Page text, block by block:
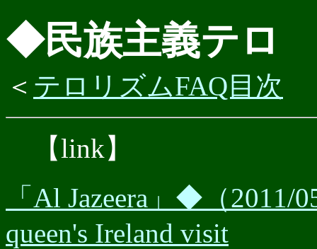
◆民族主義テロ
＜ テロリズムFAQ目次
【link】
「Al Jazeera」◆（
queen's Ireland visit